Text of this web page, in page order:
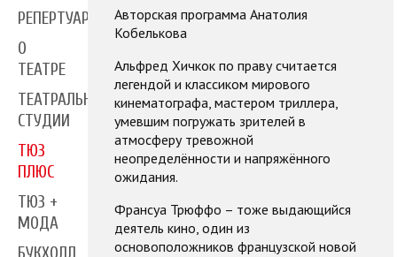
РЕПЕРТУАР
О
ТЕАТРЕ
ТЕАТРАЛЬНЫЕ
СТУДИИ
ТЮЗ
ПЛЮС
ТЮЗ +
МОДА
Авторская программа Анатолия
Кобелькова
Альфред Хичкок по праву считается
легендой и классиком мирового
кинематографа, мастером триллера,
умевшим погружать зрителей в
атмосферу тревожной
неопределённости и напряжённого
ожидания.
Франсуа Трюффо – тоже выдающийся
деятель кино, один из
основоположников французской новой